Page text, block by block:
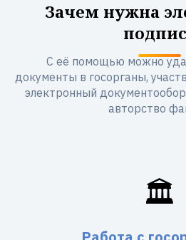
Зачем нужна
С её помощью можно
документы в госорганы,
электронный
авторство
🏛️